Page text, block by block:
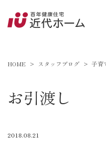
HOME スタッフブログ 子育
お引渡し
2018.08.21